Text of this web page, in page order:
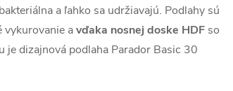
a ľahko sa udržiavajú. Podlahy sú
vykurovanie avďaka nosnej doske HDF so
dizajnová podlaha Parador Basic 30